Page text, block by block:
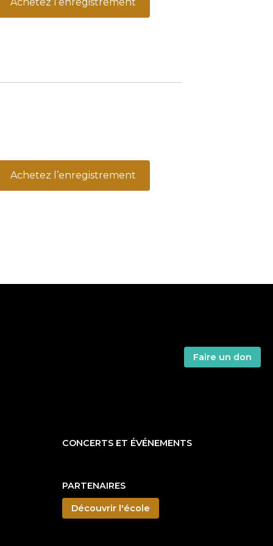
Achetez l’enregistrement
Faire un don
CONCERTS ET ÉVÉNEMENTS
PARTENAIRES
Découvrir l'école